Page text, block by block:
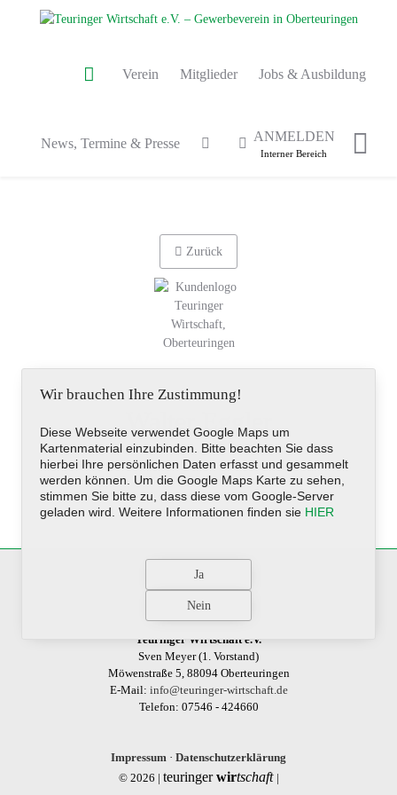
Verein Mitglieder Jobs & Ausbildung
News, Termine & Presse ANMELDEN
Interner Bereich
Zurück
Walter Eggler
Teuringer Wirtschaft e.V.
Sven Meyer (1. Vorstand)
Möwenstraße 5, 88094 Oberteuringen
E-Mail: info@teuringer-wirtschaft.de
Telefon: 07546 - 424660
Impressum · Datenschutzerklärung
© 2026 | teuringerwirtschaft
Wir brauchen Ihre Zustimmung!
Diese Webseite verwendet Google Maps um
Kartenmaterial einzubinden. Bitte beachten Sie dass
hierbei Ihre persönlichen Daten erfasst und gesammelt
werden können. Um die Google Maps Karte zu sehen,
stimmen Sie bitte zu, dass diese vom Google-Server
geladen wird. Weitere Informationen finden sie HIER